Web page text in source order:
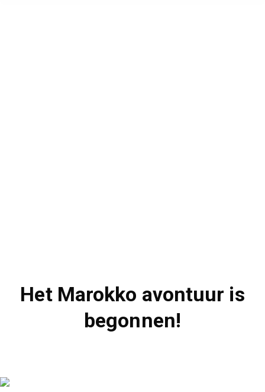
Het Marokko avontuur is
begonnen!